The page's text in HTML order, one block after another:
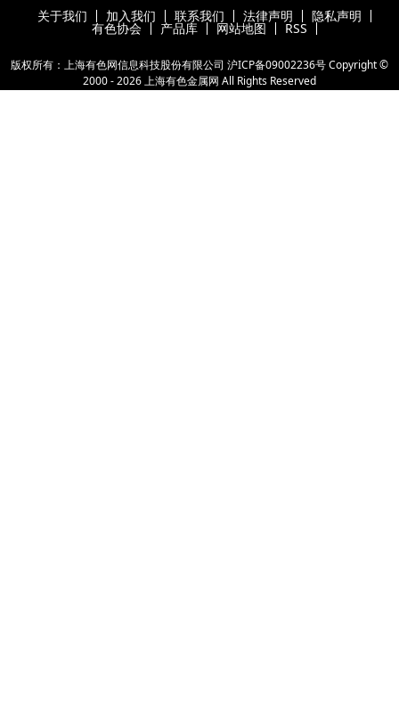
关于我们 加入我们 联系我们 法律声明 隐私声明
有色协会 产品库 网站地图 RSS
版权所有：上海有色网信息科技股份有限公司 沪ICP备09002236号Copyright ©
2000 -2026上海有色金属网 All Rights Reserved